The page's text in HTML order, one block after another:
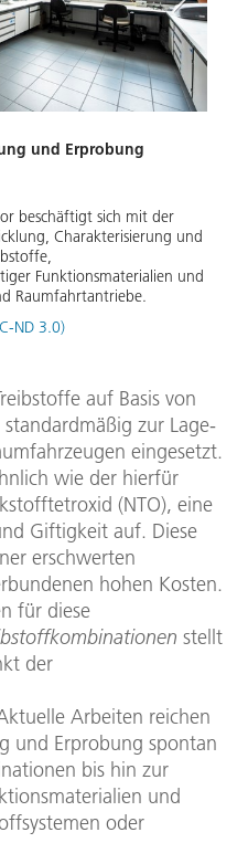
und Erprobung
beschäftigt sich mit der
Charakterisierung und
Funktionsmaterialien und
Raumfahrtantriebe.
ND 3.0)
auf Basis von
zur Lage-
eingesetzt.
wie der hierfür
(NTO), eine
Giftigkeit auf. Diese
erschwerten
hohen Kosten.
für diese
stellt
der
Arbeiten reichen
und Erprobung spontan
bis hin zur
und
oder